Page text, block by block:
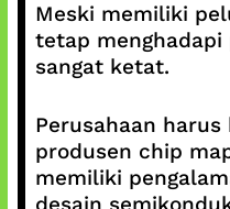
Meski memiliki
tetap menghadapi
sangat ketat.
Perusahaan harus
produsen chip
memiliki
desain